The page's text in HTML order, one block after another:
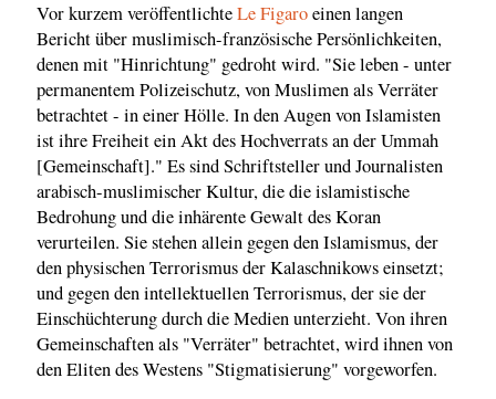
Vor kurzem veröffentlichteLe Figaroeinen langen
Bericht über muslimisch-französische Persönlichkeiten,
denen mit "Hinrichtung" gedroht wird. "Sie leben - unter
permanentem Polizeischutz, von Muslimen als Verräter
betrachtet - in einer Hölle. In den Augen von Islamisten
ist ihre Freiheit ein Akt des Hochverrats an der Ummah
[Gemeinschaft]." Es sind Schriftsteller und Journalisten
arabisch-muslimischer Kultur, die die islamistische
Bedrohung und die inhärente Gewalt des Koran
verurteilen. Sie stehen allein gegen den Islamismus, der
den physischen Terrorismus der Kalaschnikows einsetzt;
und gegen den intellektuellen Terrorismus, der sie der
Einschüchterung durch die Medien unterzieht. Von ihren
Gemeinschaften als "Verräter" betrachtet, wird ihnen von
den Eliten des Westens "Stigmatisierung" vorgeworfen.